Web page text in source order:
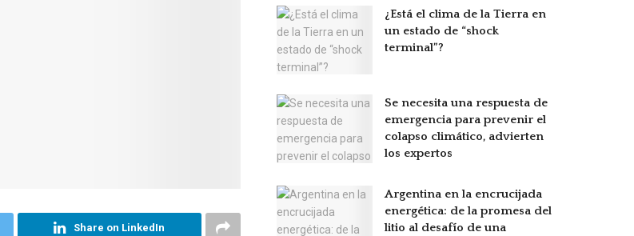
Share on LinkedIn
¿Está el clima de la Tierra en
un estado de “shock
terminal”?
Se necesita una respuesta de
emergencia para prevenir el
colapso climático, advierten
los expertos
Argentina en la encrucijada
energética: de la promesa del
litio al desafío de una